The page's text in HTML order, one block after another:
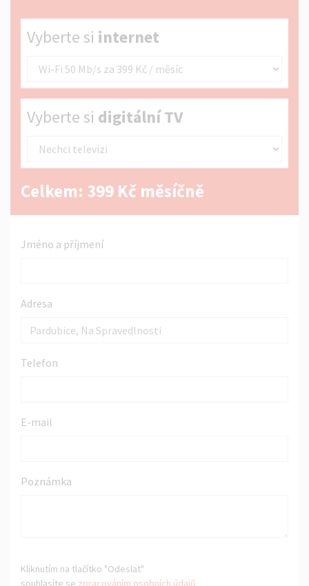
Vyberte si internet
Vyberte si internet
Vyberte si digitální TV
Vyberte si digitální TV
Celkem: 399 Kč měsíčně
Jméno a příjmení
Adresa
Telefon
E-mail
Poznámka
Kliknutím na tlačítko "Odeslat"
souhlasíte se zpracováním osobních údajů